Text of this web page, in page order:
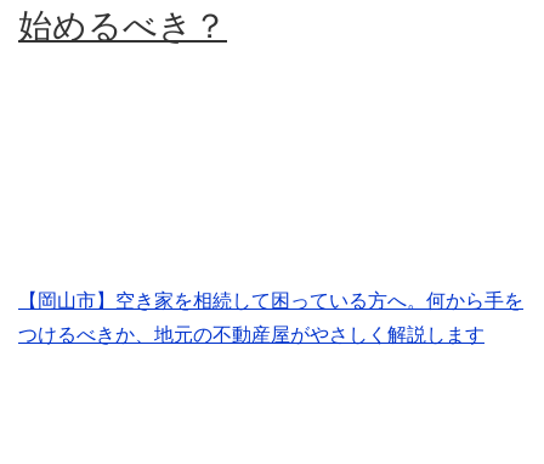
始めるべき？
【岡山市】空き家を相続して困っている方へ。何から手を
つけるべきか、地元の不動産屋がやさしく解説します